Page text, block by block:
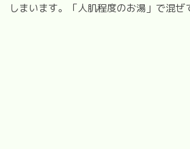
しまいます。「人肌程度のお湯」で混ぜ